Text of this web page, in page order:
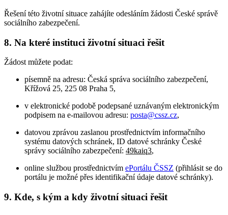
Řešení této životní situace zahájíte odesláním žádosti České správě
sociálního zabezpečení.
8. Na které instituci životní situaci řešit
Žádost můžete podat:
písemně na adresu: Česká správa sociálního zabezpečení,
Křížová 25, 225 08 Praha 5,
v elektronické podobě podepsané uznávaným elektronickým
podpisem na e-mailovou adresu: posta@cssz.cz,
datovou zprávou zaslanou prostřednictvím informačního
systému datových schránek, ID datové schránky České
správy sociálního zabezpečení: 49kaiq3,
online službou prostřednictvím ePortálu ČSSZ (přihlásit se do
portálu je možné přes identifikační údaje datové schránky).
9. Kde, s kým a kdy životní situaci řešit